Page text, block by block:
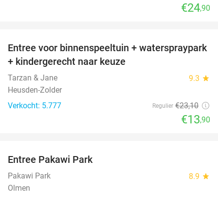
€24,90
40%
Entree voor binnenspeeltuin + waterspraypark
+ kindergerecht naar keuze
Tarzan & Jane 9.3 star
Heusden-Zolder
Verkocht: 5.777
Regulier €23,10
€13,90
Entree Pakawi Park
Pakawi Park 8.9 star
Olmen